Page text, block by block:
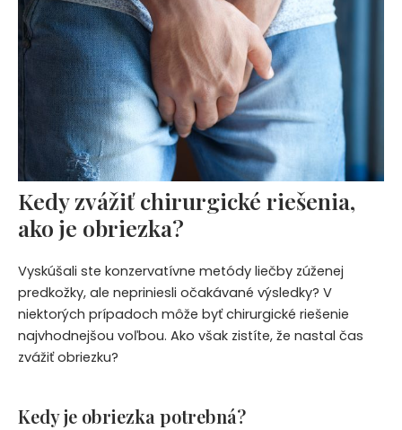
Kedy zvážiť chirurgické riešenia,
ako je obriezka?
Vyskúšali ste konzervatívne metódy liečby zúženej
predkožky, ale nepriniesli očakávané výsledky? V
niektorých prípadoch môže byť chirurgické riešenie
najvhodnejšou voľbou. Ako však zistíte, že nastal čas
zvážiť obriezku?
Kedy je obriezka potrebná?